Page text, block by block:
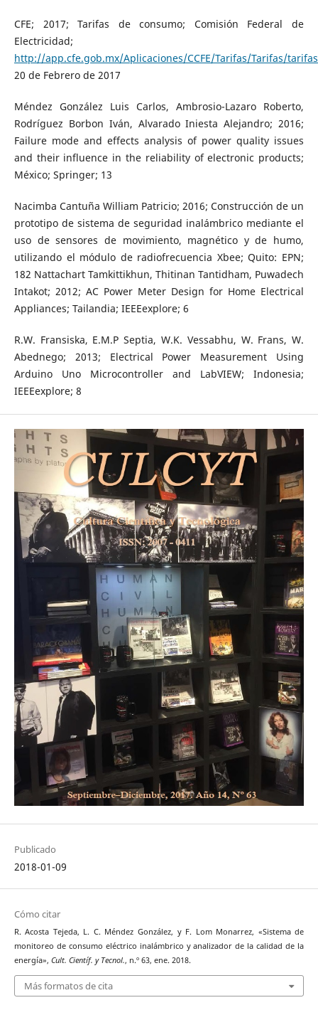
CFE; 2017; Tarifas de consumo; Comisión Federal de
Electricidad;
http://app.cfe.gob.mx/Aplicaciones/CCFE/Tarifas/Tarifas/
20 de Febrero de 2017
Méndez González Luis Carlos, Ambrosio-Lazaro Roberto,
Rodríguez Borbon Iván, Alvarado Iniesta Alejandro; 2016;
Failure mode and effects analysis of power quality issues
and their influence in the reliability of electronic products;
México; Springer; 13
Nacimba Cantuña William Patricio; 2016; Construcción de un
prototipo de sistema de seguridad inalámbrico mediante el
uso de sensores de movimiento, magnético y de humo,
utilizando el módulo de radiofrecuencia Xbee; Quito: EPN;
182 Nattachart Tamkittikhun, Thitinan Tantidham, Puwadech
Intakot; 2012; AC Power Meter Design for Home Electrical
Appliances; Tailandia; IEEEexplore; 6
R.W. Fransiska, E.M.P Septia, W.K. Vessabhu, W. Frans, W.
Abednego; 2013; Electrical Power Measurement Using
Arduino Uno Microcontroller and LabVIEW; Indonesia;
IEEEexplore; 8
Publicado
2018-01-09
Cómo citar
R. Acosta Tejeda, L. C. Méndez González, y F. Lom Monarrez, «Sistema de
monitoreo de consumo eléctrico inalámbrico y analizador de la calidad de la
energía», Cult. Científ. y Tecnol., n.º 63, ene. 2018.
Más formatos de cita